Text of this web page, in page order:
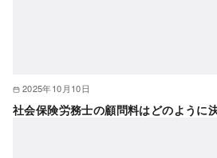
2025年10月10日
社会保険労務士の顧問料はどのように